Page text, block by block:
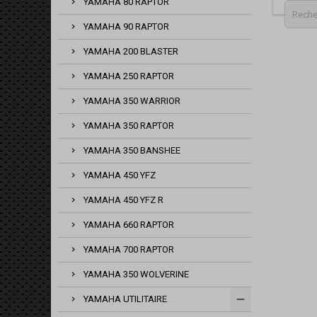
YAMAHA 90 RAPTOR
YAMAHA 200 BLASTER
YAMAHA 250 RAPTOR
YAMAHA 350 WARRIOR
YAMAHA 350 RAPTOR
YAMAHA 350 BANSHEE
YAMAHA 450 YFZ
YAMAHA 450 YFZ R
YAMAHA 660 RAPTOR
YAMAHA 700 RAPTOR
YAMAHA 350 WOLVERINE
YAMAHA UTILITAIRE